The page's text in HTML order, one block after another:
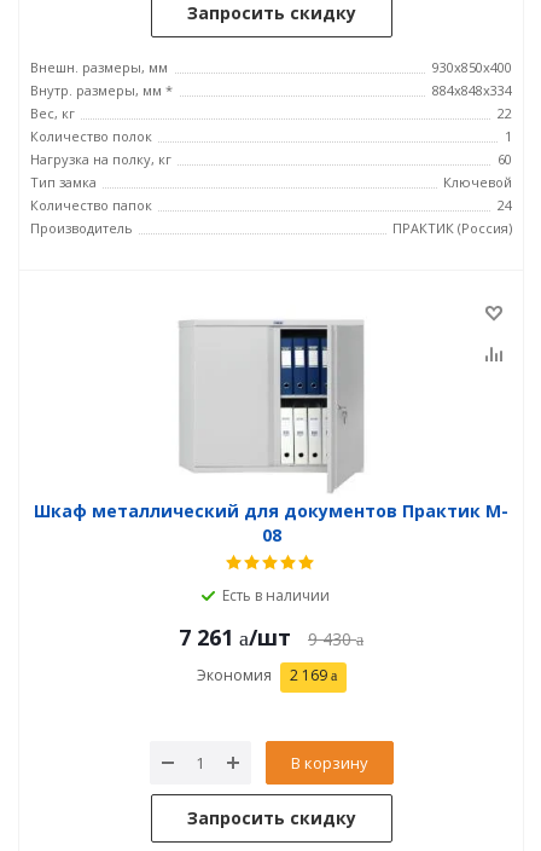
Запросить скидку
Внешн. размеры, мм
930x850x400
Внутр. размеры, мм *
884x848x334
Вес, кг
22
Количество полок
1
Нагрузка на полку, кг
60
Тип замка
Ключевой
Количество папок
24
Производитель
ПРАКТИК (Россия)
Шкаф металлический для документов Практик M-
08
Есть в наличии
7 261 /шт 9 430
Экономия 2 169
В корзину
Запросить скидку